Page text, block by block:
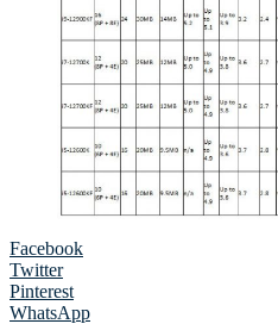
Facebook
Twitter
Pinterest
WhatsApp